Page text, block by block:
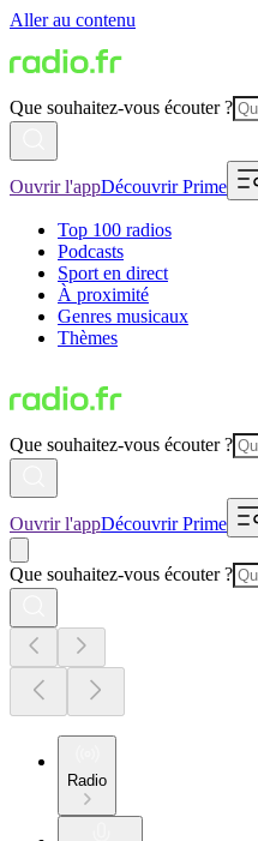
Aller au contenu
Que souhaitez-vous écouter ?
Ouvrir l'appDécouvrir Prime
Top 100 radios
Podcasts
Sport en direct
À proximité
Genres musicaux
Thèmes
Que souhaitez-vous écouter ?
Ouvrir l'appDécouvrir Prime
Que souhaitez-vous écouter ?
Radio